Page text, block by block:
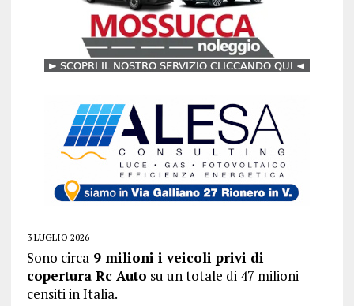
3 LUGLIO 2026
Sono circa9 milioni i veicoli privi di
copertura Rc Auto su un totale di 47 milioni
censiti in Italia.